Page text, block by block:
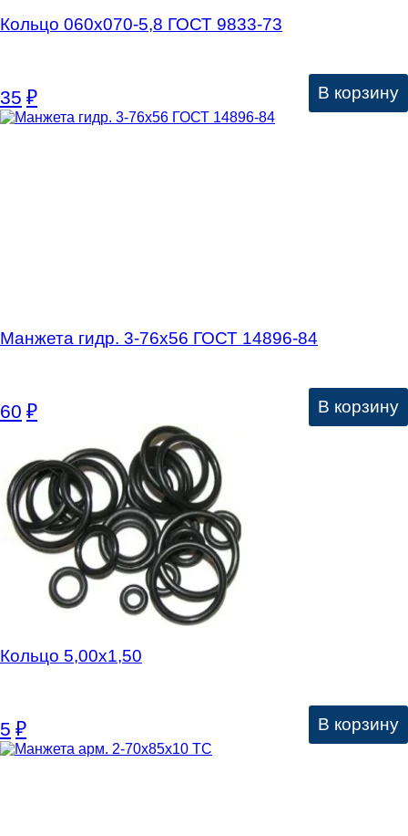
Кольцо 060х070-5,8 ГОСТ 9833-73
35 ₽ В корзину
Манжета гидр. 3-76х56 ГОСТ 14896-84
60 ₽ В корзину
Кольцо 5,00х1,50
5 ₽ В корзину